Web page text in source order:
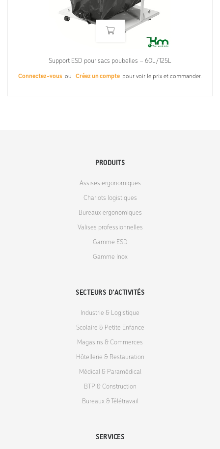
Support ESD pour sacs poubelles – 60L/125L
Connectez-vous ou Créez un compte pour voir le prix et commander.
PRODUITS
Assises ergonomiques
Chariots logistiques
Bureaux ergonomiques
Valises professionnelles
Gamme ESD
Gamme Inox
SECTEURS D'ACTIVITÉS
Industrie & Logistique
Scolaire & Petite Enfance
Magasins & Commerces
Hôtellerie & Restauration
Médical & Paramédical
BTP & Construction
Bureaux & Télétravail
SERVICES